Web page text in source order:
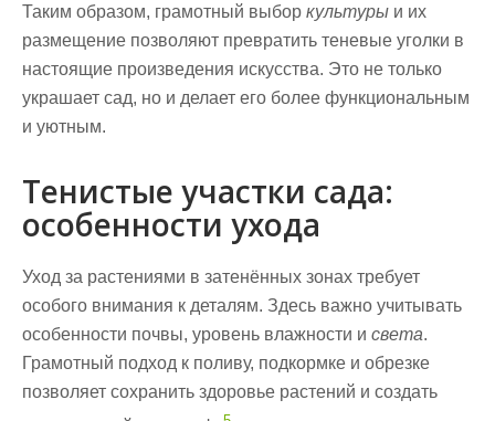
Таким образом, грамотный выбор культуры и их
размещение позволяют превратить теневые уголки в
настоящие произведения искусства. Это не только
украшает сад, но и делает его более функциональным
и уютным.
Тенистые участки сада:
особенности ухода
Уход за растениями в затенённых зонах требует
особого внимания к деталям. Здесь важно учитывать
особенности почвы, уровень влажности и света.
Грамотный подход к поливу, подкормке и обрезке
позволяет сохранить здоровье растений и создать